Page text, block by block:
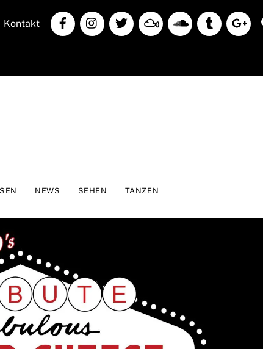
Kontakt
NEWS SEHEN TANZEN